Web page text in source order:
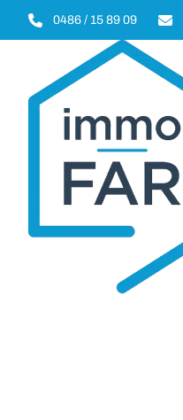
Aller au contenu principal
0486 / 15 89 09